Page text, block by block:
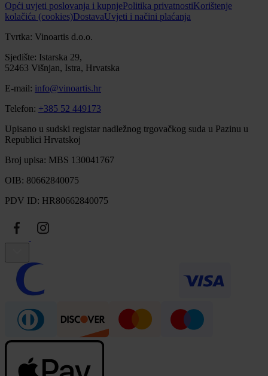
Opći uvjeti poslovanja i kupnjePolitika privatnostiKorištenje
kolačića (cookies)DostavaUvjeti i načini plaćanja
Tvrtka: Vinoartis d.o.o.
Sjedište: Istarska 29,
52463 Višnjan, Istra, Hrvatska
E-mail: info@vinoartis.hr
Telefon: +385 52 449173
Upisano u sudski registar nadležnog trgovačkog suda u Pazinu u
Republici Hrvatskoj
Broj upisa: MBS 130041767
OIB: 80662840075
PDV ID: HR80662840075